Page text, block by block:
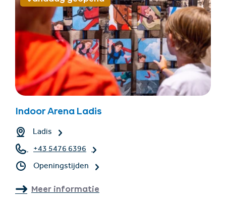
Indoor Arena Ladis
Ladis
+43 5476 6396
Openingstijden
Meer informatie